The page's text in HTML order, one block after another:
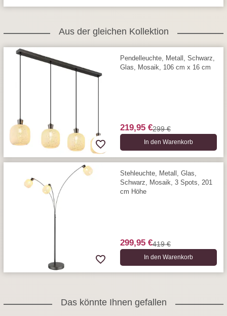
Aus der gleichen Kollektion
Pendelleuchte, Metall, Schwarz,
Glas, Mosaik, 106 cm x 16 cm
219,95 €299 €
In den Warenkorb
Stehleuchte, Metall, Glas,
Schwarz, Mosaik, 3 Spots, 201
cm Höhe
299,95 €419 €
In den Warenkorb
Das könnte Ihnen gefallen